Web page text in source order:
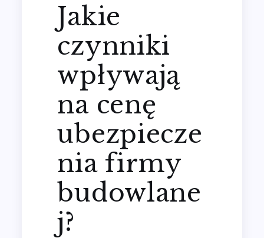
Jakie
czynniki
wpływają
na cenę
ubezpiecze
nia firmy
budowlane
j?